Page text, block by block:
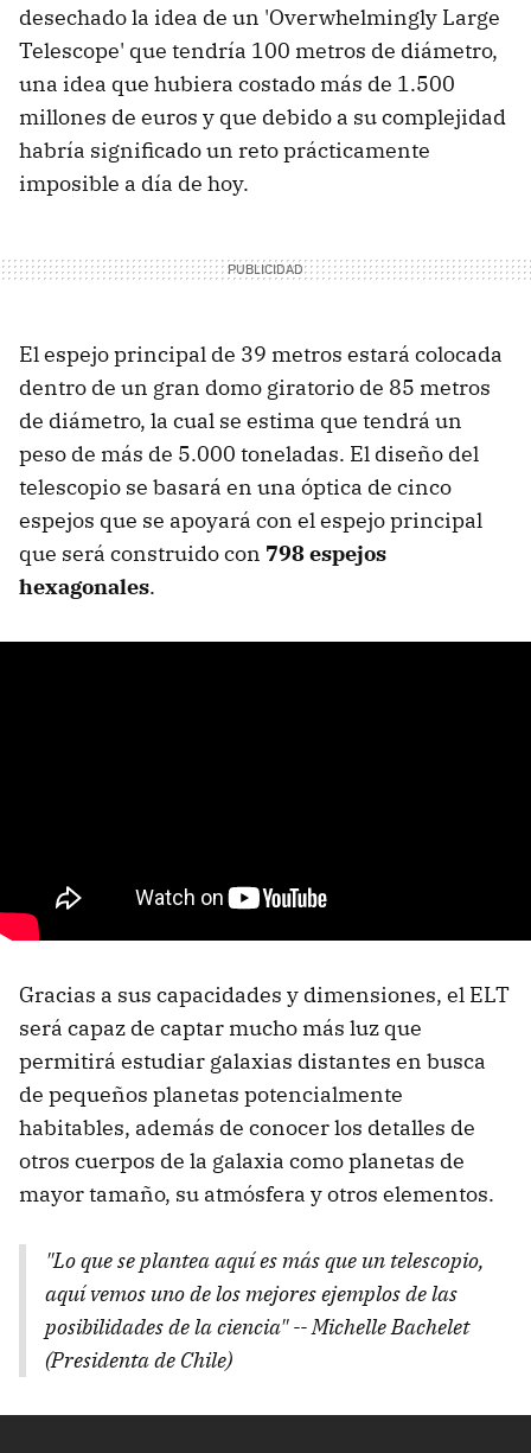
desechado la idea de un 'Overwhelmingly Large
Telescope' que tendría 100 metros de diámetro,
una idea que hubiera costado más de 1.500
millones de euros y que debido a su complejidad
habría significado un reto prácticamente
imposible a día de hoy.
El espejo principal de 39 metros estará colocada
dentro de un gran domo giratorio de 85 metros
de diámetro, la cual se estima que tendrá un
peso de más de 5.000 toneladas. El diseño del
telescopio se basará en una óptica de cinco
espejos que se apoyará con el espejo principal
que será construido con 798 espejos
hexagonales.
Gracias a sus capacidades y dimensiones, el ELT
será capaz de captar mucho más luz que
permitirá estudiar galaxias distantes en busca
de pequeños planetas potencialmente
habitables, además de conocer los detalles de
otros cuerpos de la galaxia como planetas de
mayor tamaño, su atmósfera y otros elementos.
"Lo que se plantea aquí es más que un telescopio,
aquí vemos uno de los mejores ejemplos de las
posibilidades de la ciencia" -- Michelle Bachelet
(Presidenta de Chile)